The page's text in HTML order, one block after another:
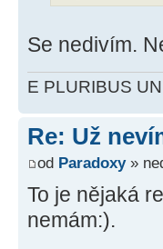
Se nedivím.
E PLURIBUS
Re: Už
od Paradoxy»
To je nějaká
nemám:).